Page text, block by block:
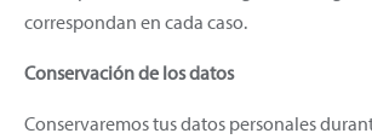
correspondan en cada caso.
Conservación de los datos
Conservaremos tus datos personales